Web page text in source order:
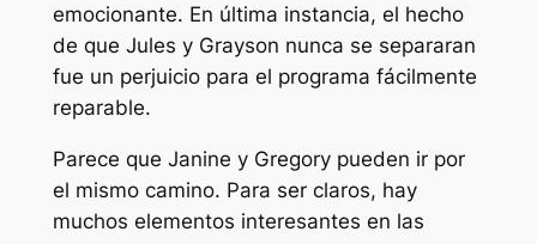
emocionante. En última instancia, el hecho
de que Jules y Grayson nunca se separaran
fue un perjuicio para el programa fácilmente
reparable.
Parece que Janine y Gregory pueden ir por
el mismo camino. Para ser claros, hay
muchos elementos interesantes en las